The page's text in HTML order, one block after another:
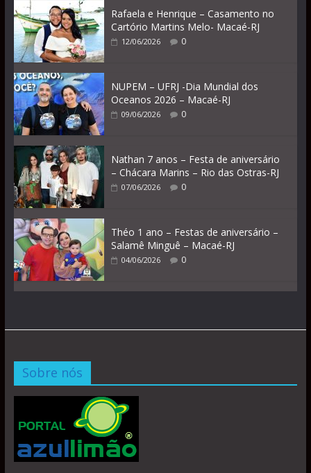
Rafaela e Henrique – Casamento no
Cartório Martins Melo- Macaé-RJ
12/06/2026 0
NUPEM – UFRJ -Dia Mundial dos
Oceanos 2026 – Macaé-RJ
09/06/2026 0
Nathan 7 anos – Festa de aniversário
– Chácara Marins – Rio das Ostras-RJ
07/06/2026 0
Théo 1 ano – Festas de aniversário –
Salamê Minguê – Macaé-RJ
04/06/2026 0
Sobre nós